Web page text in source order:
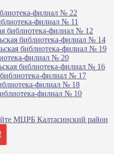
филиал № 22
филиал № 11
библиотека-филиал № 12
библиотека-филиал № 14
библиотека-филиал № 19
филиал № 20
библиотека-филиал № 16
библиотека-филиал № 17
филиал № 18
филиал № 10